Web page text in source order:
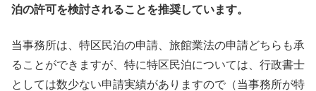
泊の許可を検討されることを推奨しています。
当事務所は、特区民泊の申請、旅館業法の申請どちらも承
ることができますが、特に特区民泊については、行政書士
としては数少ない申請実績がありますので（当事務所が特